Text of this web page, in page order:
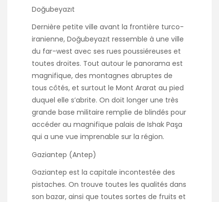
Doğubeyazıt
Dernière petite ville avant la frontière turco-
iranienne, Doğubeyazıt ressemble à une ville
du far-west avec ses rues poussiéreuses et
toutes droites. Tout autour le panorama est
magnifique, des montagnes abruptes de
tous côtés, et surtout le Mont Ararat au pied
duquel elle s’abrite. On doit longer une très
grande base militaire remplie de blindés pour
accéder au magnifique palais de Ishak Paşa
qui a une vue imprenable sur la région.
Gaziantep (Antep)
Gaziantep est la capitale incontestée des
pistaches. On trouve toutes les qualités dans
son bazar, ainsi que toutes sortes de fruits et